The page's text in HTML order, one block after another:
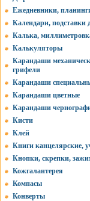
Ежедневники,
Календари, подставки
Калька,
Калькуляторы
Карандаши
грифели
Карандаши
Карандаши цветные
Карандаши
Кисти
Клей
Книги канцелярские,
Кнопки, скрепки,
Кожгалантерея
Компасы
Конверты